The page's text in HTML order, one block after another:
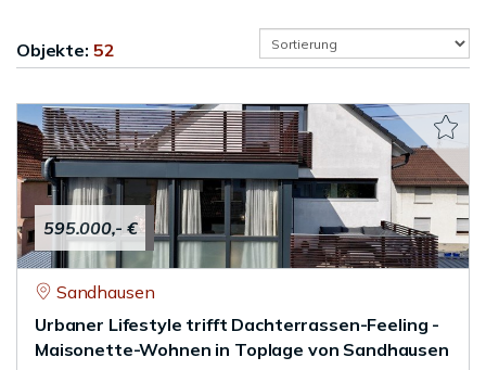
Objekte: 52
595.000,- €
Sandhausen
Urbaner Lifestyle trifft Dachterrassen-Feeling -
Maisonette-Wohnen in Toplage von Sandhausen